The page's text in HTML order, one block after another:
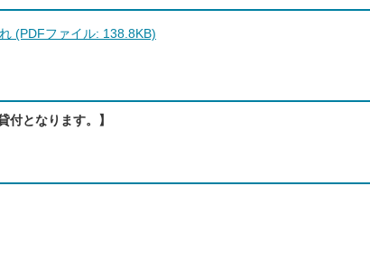
(PDFファイル: 138.8KB)
付となります。】